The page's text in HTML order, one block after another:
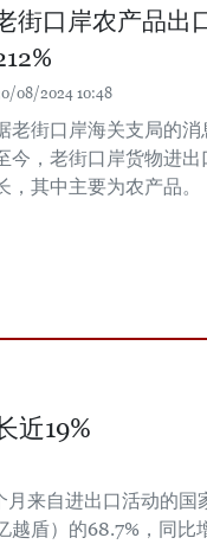
街口岸农产品出
08/2024 10:48
老街口岸海关支局的消
今，老街口岸货物进出
，其中主要为农产品。
近19%
来自进出口活动的国
盾）的68.7%，同比